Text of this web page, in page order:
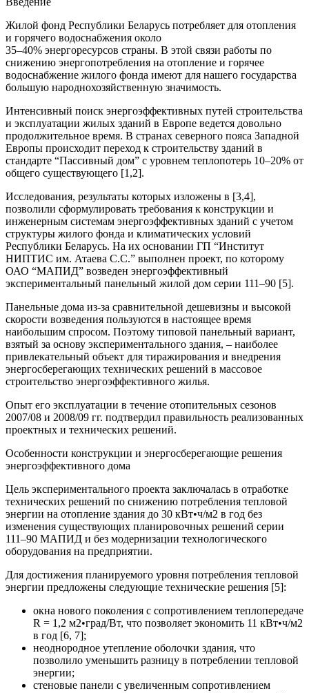
Жилой фонд Республики Беларусь потребляет для отопления
и горячего водоснабжения около
35–40% энергоресурсов страны. В этой связи работы по
снижению энергопотребления на отопление и горячее
водоснабжение жилого фонда имеют для нашего государства
большую народнохозяйственную значимость.
Интенсивный поиск энергоэффективных путей строительства
и эксплуатации жилых зданий в Европе ведется довольно
продолжительное время. В странах северного пояса Западной
Европы происходит переход к строительству зданий в
стандарте “Пассивный дом” с уровнем теплопотерь 10–20% от
общего существующего [1,2].
Исследования, результаты которых изложены в [3,4],
позволили сформулировать требования к конструкции и
инженерным системам энергоэффективных зданий с учетом
структуры жилого фонда и климатических условий
Республики Беларусь. На их основании ГП “Институт
НИПТИС им. Атаева С.С.” выполнен проект, по которому
ОАО “МАПИД” возведен энергоэффективный
экспериментальный панельный жилой дом серии 111–90 [5].
Панельные дома из-за сравнительной дешевизны и высокой
скорости возведения пользуются в настоящее время
наибольшим спросом. Поэтому типовой панельный вариант,
взятый за основу экспериментального здания, – наиболее
привлекательный объект для тиражирования и внедрения
энергосберегающих технических решений в массовое
строительство энергоэффективного жилья.
Опыт его эксплуатации в течение отопительных сезонов
2007/08 и 2008/09 гг. подтвердил правильность реализованных
проектных и технических решений.
Особенности конструкции и энергосберегающие решения
энергоэффективного дома
Цель экспериментального проекта заключалась в отработке
технических решений по снижению потребления тепловой
энергии на отопление здания до 30 кВт•ч/м2 в год без
изменения существующих планировочных решений серии
111–90 МАПИД и без модернизации технологического
оборудования на предприятии.
Для достижения планируемого уровня потребления тепловой
энергии предложены следующие технические решения [5]:
окна нового поколения с сопротивлением теплопередаче
R = 1,2 м2•град/Вт, что позволяет экономить 11 кВт•ч/м2
в год [6, 7];
неоднородное утепление оболочки здания, что
позволило уменьшить разницу в потреблении тепловой
энергии;
стеновые панели с увеличенным сопротивлением